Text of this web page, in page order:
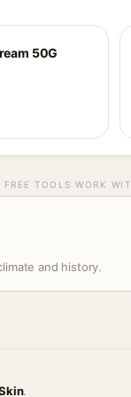
50G
TOOLS WORK
and history.
.